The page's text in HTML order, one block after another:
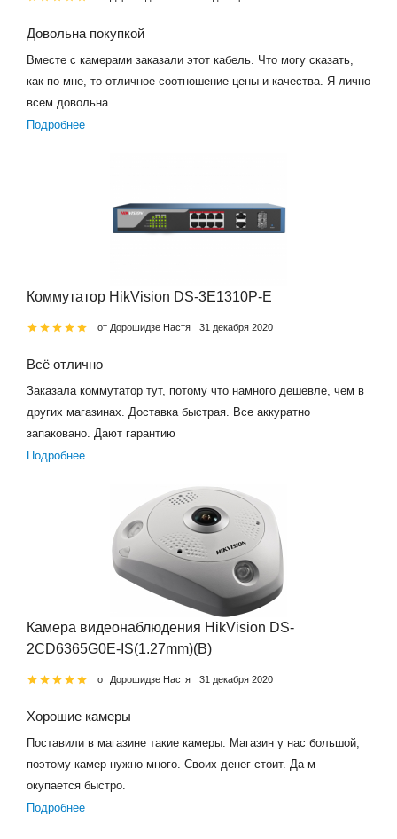
Довольна покупкой
Вместе с камерами заказали этот кабель. Что могу сказать,
как по мне, то отличное соотношение цены и качества. Я лично
всем довольна.
Подробнее
Коммутатор HikVision DS-3E1310P-E
от Дорошидзе Настя 31 декабря 2020
Всё отлично
Заказала коммутатор тут, потому что намного дешевле, чем в
других магазинах. Доставка быстрая. Все аккуратно
запаковано. Дают гарантию
Подробнее
Камера видеонаблюдения HikVision DS-
2CD6365G0E-IS(1.27mm)(B)
от Дорошидзе Настя 31 декабря 2020
Хорошие камеры
Поставили в магазине такие камеры. Магазин у нас большой,
поэтому камер нужно много. Своих денег стоит. Да м
окупается быстро.
Подробнее